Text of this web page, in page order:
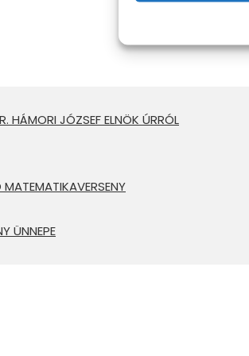
HÁMORI JÓZSEF ELNÖK ÚRRÓL
ÜNNEPE